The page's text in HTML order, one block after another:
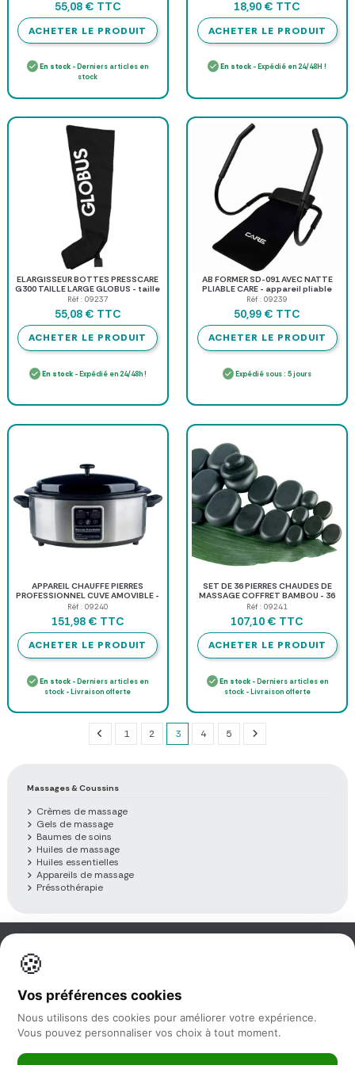
55,08 € TTC
ACHETER LE PRODUIT
En stock - Derniers articles en
stock
18,90 € TTC
ACHETER LE PRODUIT
En stock - Expédié en 24/48H !
ELARGISSEUR BOTTES PRESSCARE
G300 TAILLE LARGE GLOBUS - taille
large
Réf : 09237
55,08 € TTC
ACHETER LE PRODUIT
En stock- Expédié en 24/48h !
AB FORMER SD-091 AVEC NATTE
PLIABLE CARE - appareil pliable
Réf : 09239
50,99 € TTC
ACHETER LE PRODUIT
Expédié sous : 5 jours
APPAREIL CHAUFFE PIERRES
PROFESSIONNEL CUVE AMOVIBLE -
6 l
Réf : 09240
151,98 € TTC
ACHETER LE PRODUIT
En stock - Derniers articles en
stock - Livraison offerte
SET DE 36 PIERRES CHAUDES DE
MASSAGE COFFRET BAMBOU - 36
pièces
Réf : 09241
107,10 € TTC
ACHETER LE PRODUIT
En stock- Derniers articles en
stock - Livraison offerte
1 2 3 4 5
Massages & Coussins
Crèmes de massage
Gels de massage
Baumes de soins
Huiles de massage
Huiles essentielles
Appareils de massage
Préssothérapie
Information
Nos services
🍪
Vos préférences cookies
Nous utilisons des cookies pour améliorer votre expérience.
Vous pouvez personnaliser vos choix à tout moment.